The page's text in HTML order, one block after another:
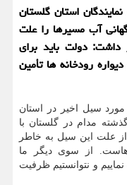
استان گلستان
آب مسیرها را علت
دولت باید برای
رودخانه ها تأمین
مورد سیل اخیر در استان
مدام در گلستان با
علت این سیل به خاطر
از سوی دیگر ما
و نتوانستیم ظرفیت